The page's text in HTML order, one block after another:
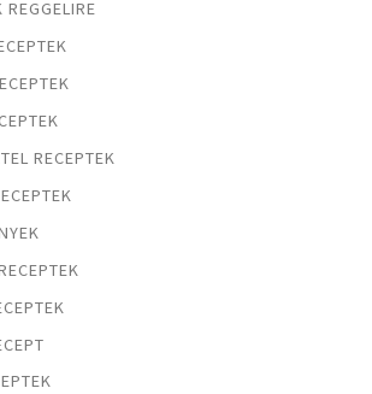
RECEPTEK